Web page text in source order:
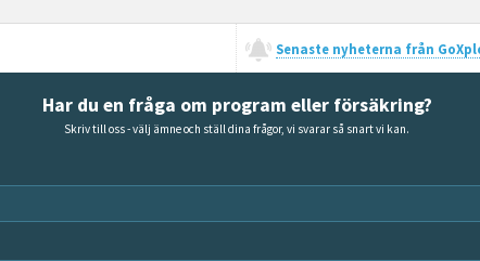
Senaste nyheterna från
Har du en fråga om program eller försäkring?
Skriv till oss - välj ämne och ställ dina frågor, vi svarar så snart vi kan.